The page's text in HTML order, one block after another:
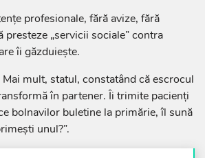
profesionale, fără avize, fără
presteze „servicii sociale” contra
îi găzduiește.
mult, statul, constatând că escrocul
în partener. Îi trimite pacienți
bolnavilor buletine la primărie, îl sună
unul?”.